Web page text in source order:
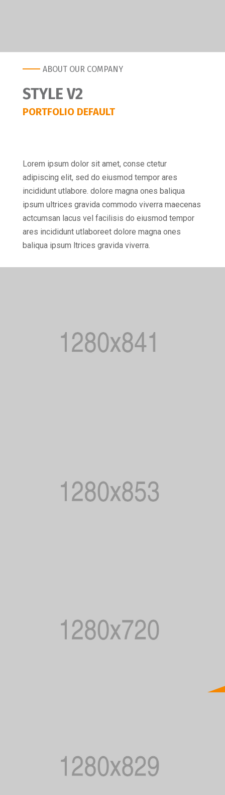
ABOUT OUR COMPANY
STYLE V2
PORTFOLIO DEFAULT
Lorem ipsum dolor sit amet, conse ctetur
adipiscing elit, sed do eiusmod tempor ares
incididunt utlabore. dolore magna ones baliqua
ipsum ultrices gravida commodo viverra maecenas
actcumsan lacus vel facilisis do eiusmod tempor
ares incididunt utlaboreet dolore magna ones
baliqua ipsum ltrices gravida viverra.